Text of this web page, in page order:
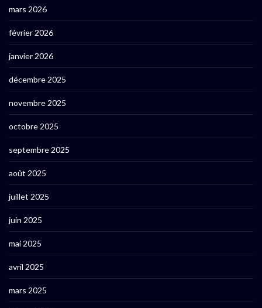
mars 2026
février 2026
janvier 2026
décembre 2025
novembre 2025
octobre 2025
septembre 2025
août 2025
juillet 2025
juin 2025
mai 2025
avril 2025
mars 2025